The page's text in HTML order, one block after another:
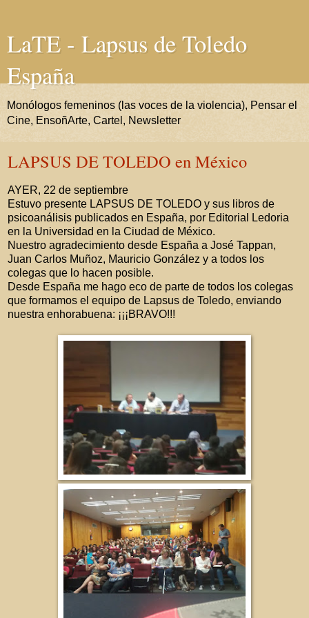
LaTE - Lapsus de Toledo
España
Monólogos femeninos (las voces de la violencia), Pensar el
Cine, EnsoñArte, Cartel, Newsletter
LAPSUS DE TOLEDO en México
AYER, 22 de septiembre
Estuvo presente LAPSUS DE TOLEDO y sus libros de
psicoanálisis publicados en España, por Editorial Ledoria
en la Universidad en la Ciudad de México.
Nuestro agradecimiento desde España a José Tappan,
Juan Carlos Muñoz, Mauricio González y a todos los
colegas que lo hacen posible.
Desde España me hago eco de parte de todos los colegas
que formamos el equipo de Lapsus de Toledo, enviando
nuestra enhorabuena: ¡¡¡BRAVO!!!